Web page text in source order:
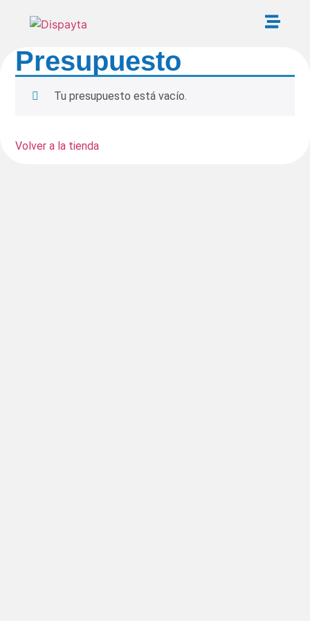
Presupuesto
Tu presupuesto está vacío.
Volver a la tienda